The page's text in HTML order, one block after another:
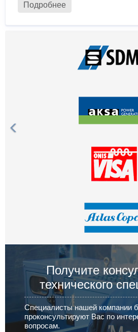
Подробнее
Получите
технического
Специалисты нашей компании
проконсультируют Вас по
вопросам.